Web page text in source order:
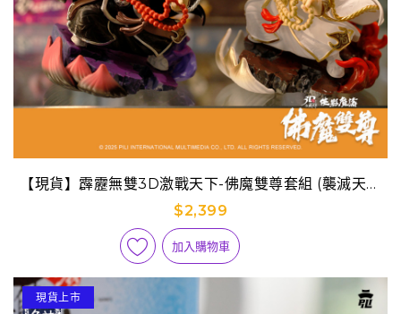
【現貨】霹靂無雙3D激戰天下-佛魔雙尊套組 (襲滅天來
+一步蓮華)
$2,399
加入購物車
現貨上市